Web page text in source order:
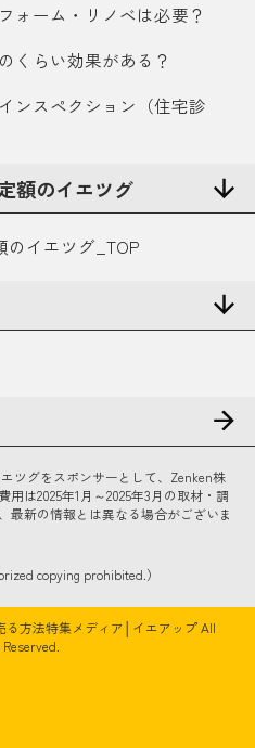
ォーム・リノベは必要？
くらい効果がある？
ンスペクション（住宅診
額のイエツグ
のイエツグ_TOP
ツグをスポンサーとして、Zenken株
は2025年1月～2025年3月の取材・調
最新の情報とは異なる場合がございま
copying prohibited.）
る方法特集メディア│イエアップAll